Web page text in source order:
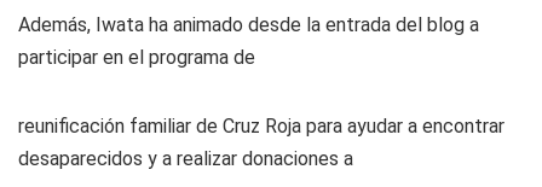
Además, Iwata ha animado desde la entrada del blog a
participar en el programa de
reunificación familiar de Cruz Roja para ayudar a encontrar
desaparecidos y a realizar donaciones a